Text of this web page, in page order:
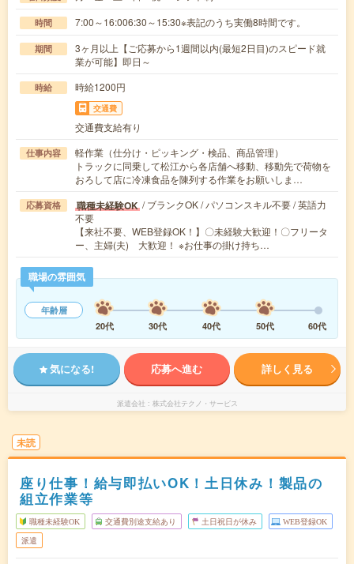
時間 7:00～16:006:30～15:30※表記のうち実働8時間です。
期間
3ヶ月以上【ご応募から1週間以内(最短2日目)のスピード就
業が可能】即日～
時給 時給1200円
交通費
交通費支給有り
仕事内容
軽作業（仕分け・ピッキング・検品、商品管理）
トラックに同乗して松江から各店舗へ移動、移動先で荷物を
おろして店に冷凍食品を陳列する作業をお願いしま…
応募資格 職種未経験OK / ブランクOK / パソコンスキル不要 / 英語力
不要
【来社不要、WEB登録OK！】〇未経験大歓迎！〇フリータ
ー、主婦(夫) 大歓迎！ ※お仕事の掛け持ち…
職場の雰囲気
年齢層
20代
30代 40代 50代 60代
気になる! 応募へ進む 詳しく見る
派遣会社 株式会社テクノ・サービス
未読
座り仕事！給与即払いOK！土日休み！製品の
組立作業等
職種未経験OK 交通費別途支給あり 土日祝日が休み WEB登録OK
派遣